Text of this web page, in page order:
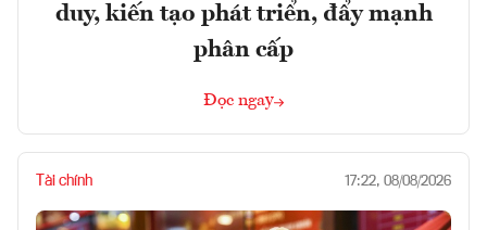
duy, kiến tạo phát triển, đẩy mạnh
phân cấp
Đọc ngay
Tài chính 17:22, 08/08/2026